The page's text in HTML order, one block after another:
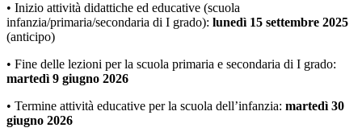
• Inizio attività didattiche ed educative (scuola
infanzia/primaria/secondaria di I grado): lunedì 15 settembre 2025
(anticipo)
• Fine delle lezioni per la scuola primaria e secondaria di I grado:
martedì 9 giugno 2026
• Termine attività educative per la scuola dell’infanzia: martedì 30
giugno 2026